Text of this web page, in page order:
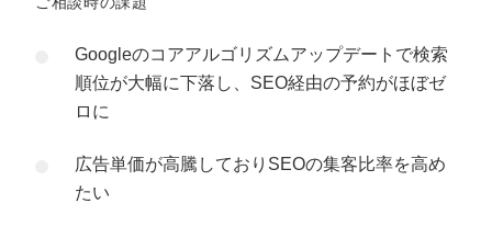
Googleのコアアルゴリズムアップデートで検索
順位が大幅に下落し、SEO経由の予約がほぼゼ
ロに
広告単価が高騰しておりSEOの集客比率を高め
たい